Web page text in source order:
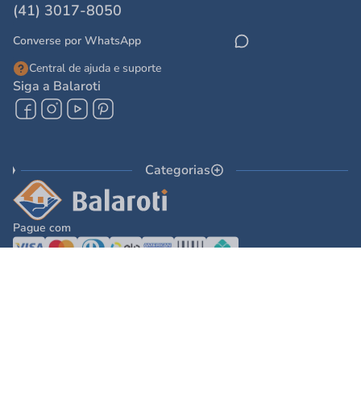
(41) 3017-8050
Converse por WhatsApp
Central de ajuda e suporte
Siga a Balaroti
Categorias
Pague com